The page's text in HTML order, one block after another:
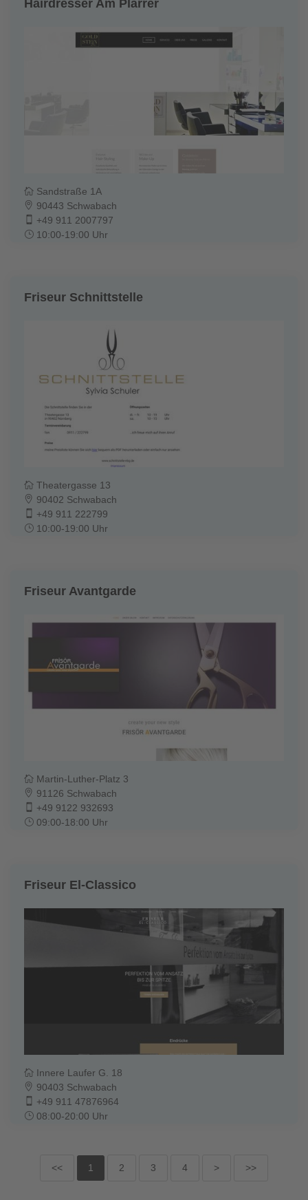
Hairdresser Am Plärrer
Sandstraße 1A
90443 Schwabach
+49 911 2007797
10:00-19:00 Uhr
Friseur Schnittstelle
Theatergasse 13
90402 Schwabach
+49 911 222799
10:00-19:00 Uhr
Friseur Avantgarde
Martin-Luther-Platz 3
91126 Schwabach
+49 9122 932693
09:00-18:00 Uhr
Friseur El-Classico
Innere Laufer G. 18
90403 Schwabach
+49 911 47876964
08:00-20:00 Uhr
<< 1 2 3 4 > >>